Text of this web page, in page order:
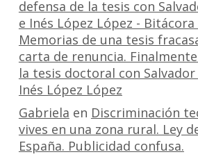
defensa de la tesis con
e Inés López López -
Memorias de una tesis
carta de renuncia.
la tesis doctoral con Salvador
Inés López López
Gabriela en Discriminación
vives en una zona rural. Ley
España. Publicidad confusa.